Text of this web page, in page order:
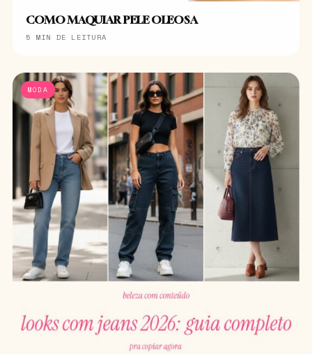
COMO MAQUIAR PELE OLEOSA
5 MIN DE LEITURA
MODA